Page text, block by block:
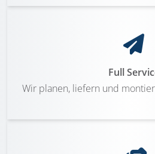
Full
Wir planen, liefern und